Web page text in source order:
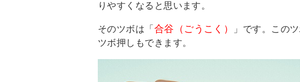
りやすくなると思います。
そのツボは「 合谷（ごうこく）
」です。この
ツボ押しもできます。